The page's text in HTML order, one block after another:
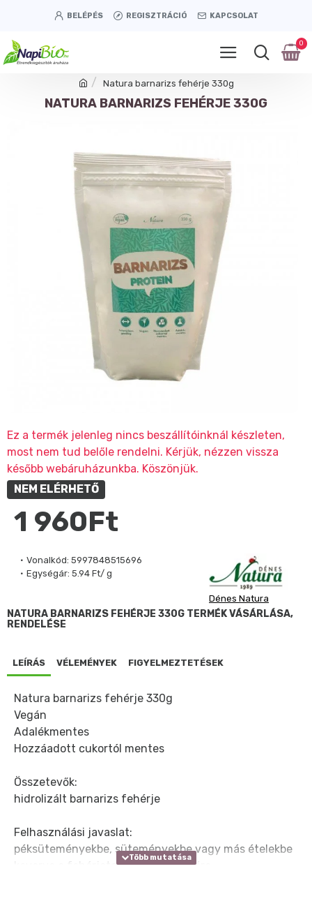
BELÉPÉS REGISZTRÁCIÓ KAPCSOLAT
0
Natura barnarizs fehérje 330g
NATURA BARNARIZS FEHÉRJE 330G
Ez a termék jelenleg nincs beszállítóinknál készleten,
most nem tud belőle rendelni. Kérjük, nézzen vissza
később webáruházunkba. Köszönjük.
Vonalkód: 5997848515696
Egységár: 5.94 Ft/ g
Dénes Natura
NEM ELÉRHETŐ
1 960Ft
NATURA BARNARIZS FEHÉRJE 330G TERMÉK VÁSÁRLÁSA,
RENDELÉSE
LEÍRÁS VÉLEMÉNYEK FIGYELMEZTETÉSEK
Natura barnarizs fehérje 330g
Vegán
Adalékmentes
Hozzáadott cukortól mentes
Összetevők:
hidrolizált barnarizs fehérje
Felhasználási javaslat:
péksüteményekbe, süteményekbe vagy más ételekbe
keverve a fehérjetartalom növelésére